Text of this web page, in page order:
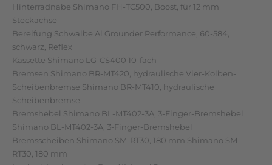
Hinterradnabe Shimano FH-TC500, Boost, für 12 mm
Steckachse
Bereifung Schwalbe Al Grounder Performance, 60-584,
schwarz, Reflex
Kassette Shimano LG-CS400 10-fach
Bremsen Shimano BR-MT420, hydraulische Vier-Kolben-
Scheibenbremse Shimano BR-MT410, hydraulische
Scheibenbremse
Bremshebel Shimano BL-MT402-3A, 3-Finger-Bremshebel
Shimano BL-MT402-3A, 3-Finger-Bremshebel
Bremsscheiben Shimano SM-RT30, 180 mm Shimano SM-
RT30, 180 mm